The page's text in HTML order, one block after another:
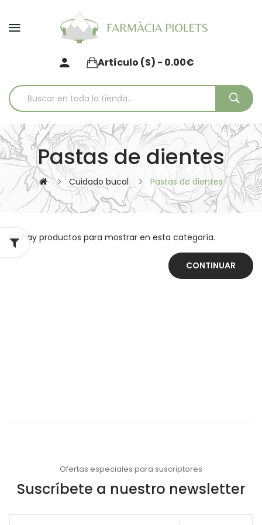
Artículo (s) - 0.00€
Pastas de dientes
Cuidado bucal Pastas de dientes
No hay productos para mostrar en esta categoría.
CONTINUAR
Ofertas especiales para suscriptores
Suscríbete a nuestro newsletter